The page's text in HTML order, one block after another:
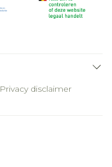
Privacy disclaimer